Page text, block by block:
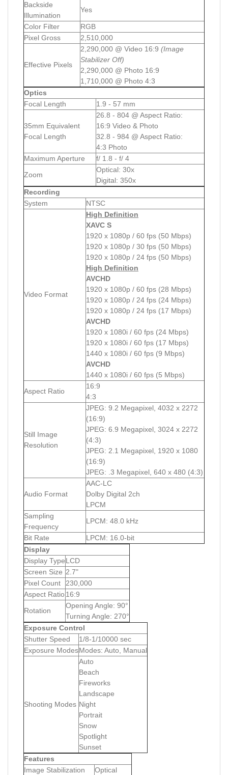
Backside
Illumination
Yes
Color Filter
RGB
Pixel Gross
2,510,000
Effective Pixels
2,290,000 @ Video 16:9 (Image
Stabilizer Off)
2,290,000 @ Photo 16:9
1,710,000 @ Photo 4:3
Optics
Focal Length
1.9 - 57 mm
35mm Equivalent
Focal Length
26.8 - 804 @ Aspect Ratio:
16:9 Video & Photo
32.8 - 984 @ Aspect Ratio:
4:3 Photo
Maximum Aperture
f/ 1.8 - f/ 4
Zoom
Optical: 30x
Digital: 350x
Recording
System
NTSC
Video Format
High Definition
XAVC S
1920 x 1080p / 60 fps (50 Mbps)
1920 x 1080p / 30 fps (50 Mbps)
1920 x 1080p / 24 fps (50 Mbps)
High Definition
AVCHD
1920 x 1080p / 60 fps (28 Mbps)
1920 x 1080p / 24 fps (24 Mbps)
1920 x 1080p / 24 fps (17 Mbps)
AVCHD
1920 x 1080i / 60 fps (24 Mbps)
1920 x 1080i / 60 fps (17 Mbps)
1440 x 1080i / 60 fps (9 Mbps)
AVCHD
1440 x 1080i / 60 fps (5 Mbps)
Aspect Ratio
16:9
4:3
Still Image
Resolution
JPEG: 9.2 Megapixel, 4032 x 2272
(16:9)
JPEG: 6.9 Megapixel, 3024 x 2272
(4:3)
JPEG: 2.1 Megapixel, 1920 x 1080
(16:9)
JPEG: .3 Megapixel, 640 x 480 (4:3)
Audio Format
AAC-LC
Dolby Digital 2ch
LPCM
Sampling
Frequency
LPCM: 48.0 kHz
Bit Rate
LPCM: 16.0-bit
Display
Display TypeLCD
Screen Size 2.7"
Pixel Count
230,000
Aspect Ratio 16:9
Rotation
Opening Angle: 90°
Turning Angle: 270°
Exposure Control
Shutter Speed
1/8-1/10000 sec
Exposure ModesModes: Auto, Manual
Shooting Modes
Auto
Beach
Fireworks
Landscape
Night
Portrait
Snow
Spotlight
Sunset
Features
Image Stabilization
Optical